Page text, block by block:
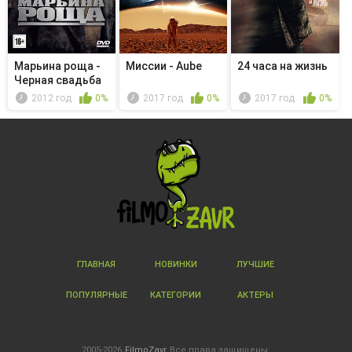
Марьина роща -
Черная свадьба
2012 год 0%
Миссии - Aube
2017 год 0%
24 часа на жизнь
2017 год 0%
ГЛАВНАЯ НОВИНКИ ЛУЧШИЕ
ПОПУЛЯРНЫЕ КАТЕГОРИИ АКТЕРЫ